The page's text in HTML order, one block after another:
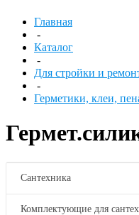
Главная
-
Каталог
-
Для стройки и
-
Герметики, клеи,
Сантехника
Комплектующие для